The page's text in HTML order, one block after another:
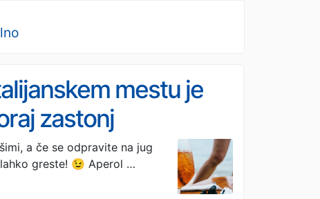
mestu je
zastonj
a če se odpravite na jug
greste! 😉 Aperol …